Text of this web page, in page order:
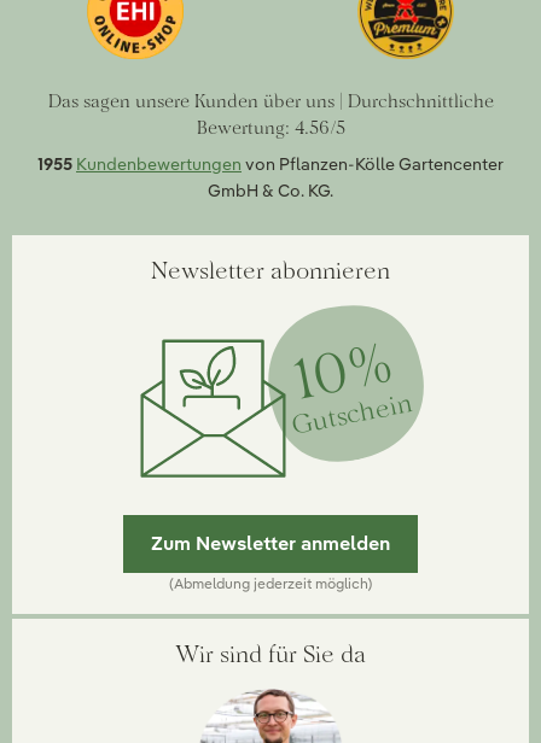
Das sagen unsere Kunden über uns | Durchschnittliche
Bewertung: 4.56/5
1955 Kundenbewertungen von Pflanzen-Kölle Gartencenter
GmbH & Co. KG.
Newsletter abonnieren
10%
Gutschein
Zum Newsletter anmelden
(Abmeldung jederzeit möglich)
Wir sind für Sie da